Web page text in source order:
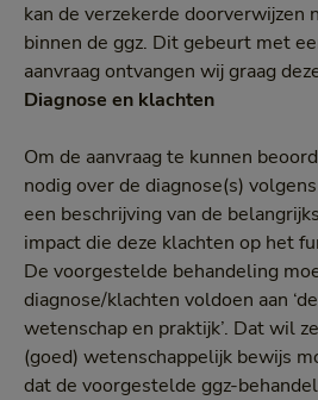
kan de verzekerde doorverwijzen
binnen de ggz. Dit gebeurt met
aanvraag ontvangen wij graag
Diagnose en klachten
Om de aanvraag te kunnen
nodig over de diagnose(s)
een beschrijving van de
impact die deze klachten op het
De voorgestelde behandeling
diagnose/klachten voldoen aan
wetenschap en praktijk’. Dat wil
(goed) wetenschappelijk bewijs
dat de voorgestelde ggz-